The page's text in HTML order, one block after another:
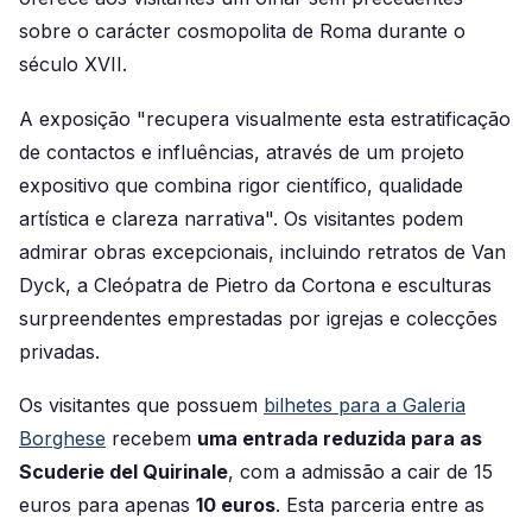
sobre o carácter cosmopolita de Roma durante o
século XVII.
A exposição "recupera visualmente esta estratificação
de contactos e influências, através de um projeto
expositivo que combina rigor científico, qualidade
artística e clareza narrativa". Os visitantes podem
admirar obras excepcionais, incluindo retratos de Van
Dyck, a Cleópatra de Pietro da Cortona e esculturas
surpreendentes emprestadas por igrejas e colecções
privadas.
Os visitantes que possuem bilhetes para a Galeria
Borghese recebem uma entrada reduzida para as
Scuderie del Quirinale, com a admissão a cair de 15
euros para apenas 10 euros. Esta parceria entre as